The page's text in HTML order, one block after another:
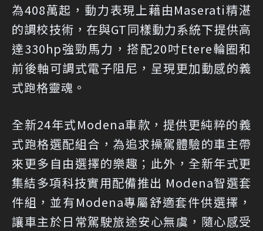
為408萬起，動力表現上藉由Maserati精湛
的調校技術，在與GT同樣動力系統下提供高
達330hp強勁馬力，搭配20吋Etere輪圈和
前後軸可調式電子阻尼，呈現更加動感的義
式跑格靈魂。
全新24年式Modena車款，提供更純粹的義
式跑格選配組合，為追求操駕體驗的車主帶
來更多自由選擇的樂趣；此外，全新年式更
集結多項科技實用配備推出 Modena智選套
件組，並有Modena專屬舒適套件供選擇，
讓車主於日常駕駛旅途安心無虞，隨心感受